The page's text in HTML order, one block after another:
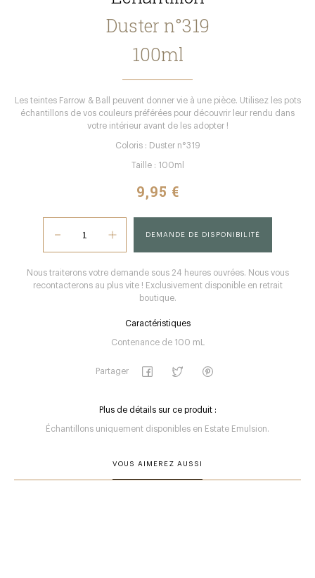
Duster n°319
100ml
Les teintes Farrow & Ball peuvent donner vie à une pièce. Utilisez les pots
échantillons de vos couleurs préférées pour découvrir leur rendu dans
votre intérieur avant de les adopter !
Coloris : Duster n°319
Taille : 100ml
9,95 €
DEMANDE DE DISPONIBILITÉ
Nous traiterons votre demande sous 24 heures ouvrées. Nous vous
recontacterons au plus vite ! Exclusivement disponible en retrait
boutique.
Caractéristiques
Contenance de 100 mL
Partager
Plus de détails sur ce produit :
Échantillons uniquement disponibles en Estate Emulsion.
VOUS AIMEREZ AUSSI